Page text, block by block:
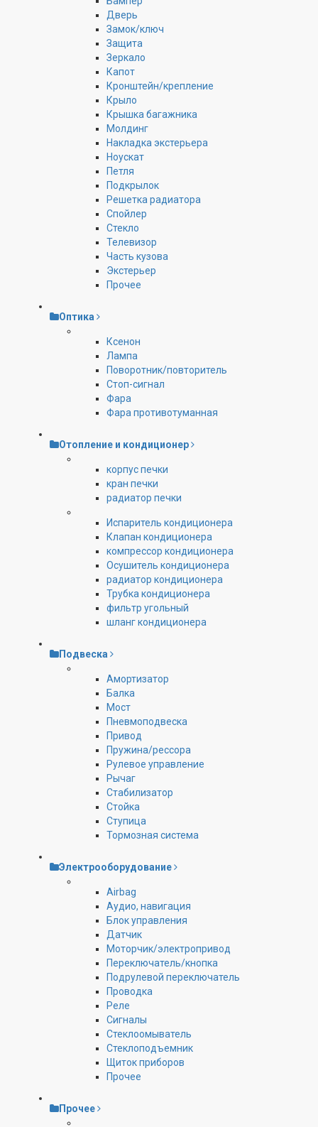
Дверь
Замок/ключ
Защита
Зеркало
Капот
Кронштейн/крепление
Крыло
Крышка багажника
Молдинг
Накладка экстерьера
Ноускат
Петля
Подкрылок
Решетка радиатора
Спойлер
Стекло
Телевизор
Часть кузова
Экстерьер
Прочее
Оптика
Ксенон
Лампа
Поворотник/повторитель
Стоп-сигнал
Фара
Фара противотуманная
Отопление и кондиционер
корпус печки
кран печки
радиатор печки
Испаритель кондиционера
Клапан кондиционера
компрессор кондиционера
Осушитель кондиционера
радиатор кондиционера
Трубка кондиционера
фильтр угольный
шланг кондиционера
Подвеска
Амортизатор
Балка
Мост
Пневмоподвеска
Привод
Пружина/рессора
Рулевое управление
Рычаг
Стабилизатор
Стойка
Ступица
Тормозная система
Электрооборудование
Airbag
Аудио, навигация
Блок управления
Датчик
Моторчик/электропривод
Переключатель/кнопка
Подрулевой переключатель
Проводка
Реле
Сигналы
Стеклоомыватель
Стеклоподъемник
Щиток приборов
Прочее
Прочее